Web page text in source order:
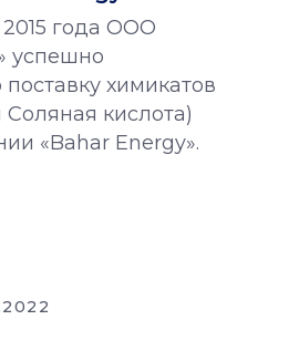
2015 года ООО
успешно
химикатов
кислота)
«Bahar Energy».